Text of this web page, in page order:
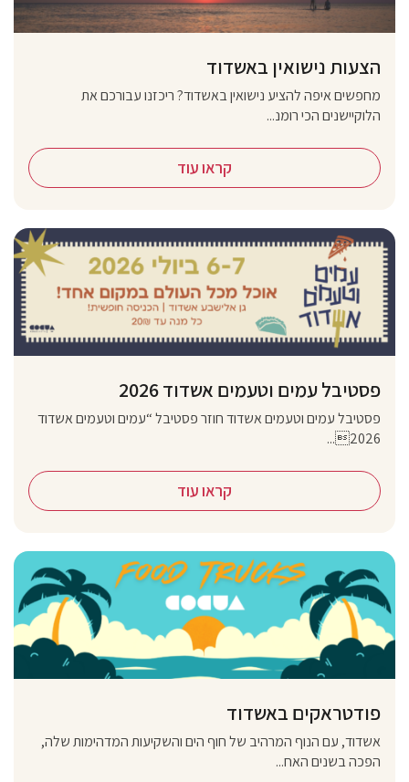
הצעות נישואין באשדוד
מחפשים איפה להציע נישואין באשדוד? ריכזנו עבורכם את
הלוקיישנים הכי רומנ...
קראו עוד
פסטיבל עמים וטעמים אשדוד 2026
פסטיבל עמים וטעמים אשדוד חוזר פסטיבל “עמים וטעמים אשדוד
2026...
קראו עוד
פודטראקים באשדוד
אשדוד, עם הנוף המרהיב של חוף הים והשקיעות המדהימות שלה,
הפכה בשנים האח...